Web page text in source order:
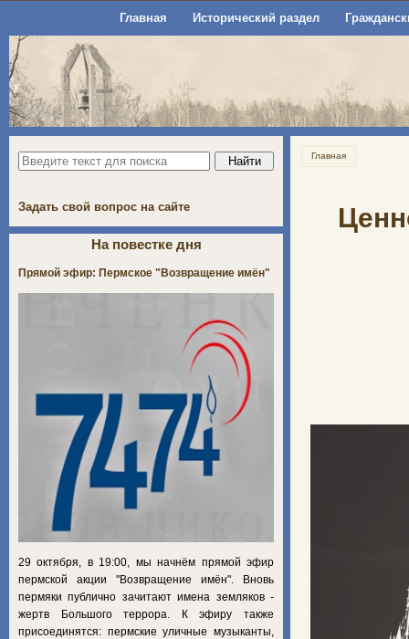
Главная Исторический раздел
Главная
Задать свой вопрос на сайте
На повестке дня
Прямой эфир: Пермское "Возвращение имён"
29 октября, в 19:00, мы начнём прямой эфир
пермской акции "Возвращение имён". Вновь
пермяки публично зачитают имена земляков -
жертв Большого террора. К эфиру также
присоединятся: пермские уличные музыканты,